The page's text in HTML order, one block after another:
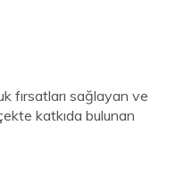
fırsatları sağlayan ve
katkıda bulunan